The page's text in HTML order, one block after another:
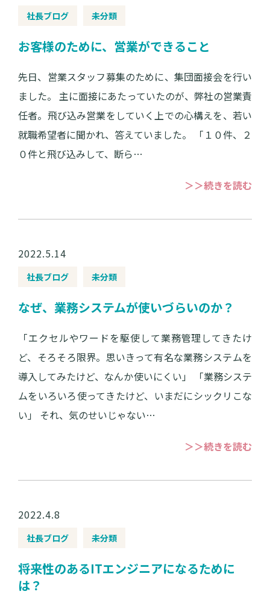
社長ブログ 未分類
お客様のために、営業ができること
先日、営業スタッフ募集のために、集団面接会を行い
ました。 主に面接にあたっていたのが、弊社の営業責
任者。飛び込み営業をしていく上での心構えを、若い
就職希望者に聞かれ、答えていました。 「１０件、２
０件と飛び込みして、断ら…
＞＞続きを読む
2022.5.14
社長ブログ 未分類
なぜ、業務システムが使いづらいのか？
「エクセルやワードを駆使して業務管理してきたけ
ど、そろそろ限界。思いきって有名な業務システムを
導入してみたけど、なんか使いにくい」 「業務システ
ムをいろいろ使ってきたけど、いまだにシックリこな
い」 それ、気のせいじゃない…
＞＞続きを読む
2022.4.8
社長ブログ 未分類
将来性のあるITエンジニアになるために
は？